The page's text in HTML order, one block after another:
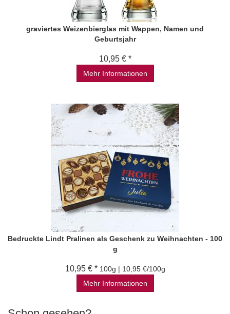
graviertes Weizenbierglas mit Wappen, Namen und
Geburtsjahr
10,95 € *
Mehr Informationen
Bedruckte Lindt Pralinen als Geschenk zu Weihnachten - 100
g
10,95 € * 100g | 10,95 €/100g
Mehr Informationen